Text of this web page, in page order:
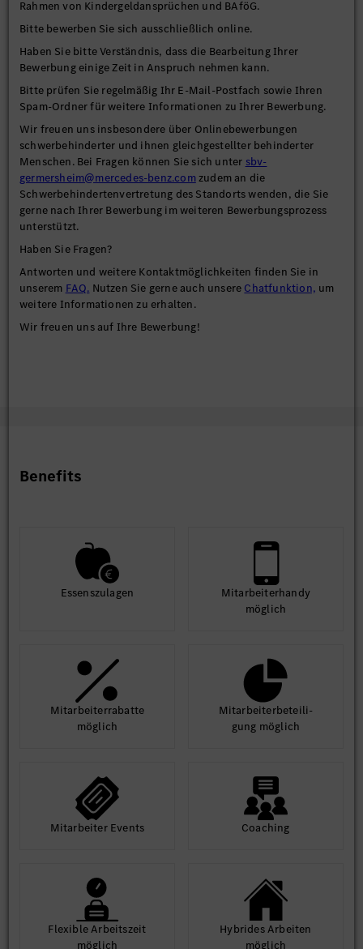
Rahmen von Kindergeldansprüchen und BAföG.
Bitte bewerben Sie sich ausschließlich online.
Haben Sie bitte Verständnis, dass die Bearbeitung Ihrer
Bewerbung einige Zeit in Anspruch nehmen kann.
Bitte prüfen Sie regelmäßig Ihr E-Mail-Postfach sowie Ihren
Spam-Ordner für weitere Informationen zu Ihrer Bewerbung.
Wir freuen uns insbesondere über Onlinebewerbungen
schwerbehinderter und ihnen gleichgestellter behinderter
Menschen. Bei Fragen können Sie sich unter sbv-
germersheim@mercedes-benz.com zudem an die
Schwerbehindertenvertretung des Standorts wenden, die Sie
gerne nach Ihrer Bewerbung im weiteren Bewerbungsprozess
unterstützt.
Haben Sie Fragen?
Antworten und weitere Kontaktmöglichkeiten finden Sie in
unserem FAQ. Nutzen Sie gerne auch unsere Chatfunktion, um
weitere Informationen zu erhalten.
Wir freuen uns auf Ihre Bewerbung!
Benefits
Essens­zulagen
Mit­arbeiter­handy
möglich
Mit­arbeiter­rabatte
möglich
Mit­arbeiter­beteili­
gung möglich
Mit­arbeiter Events Coaching
Flexible Arbeits­zeit
möglich
Hybrides Arbeiten
möglich